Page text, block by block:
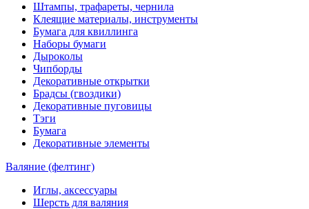
Штампы, трафареты, чернила
Клеящие материалы, инструменты
Бумага для квиллинга
Наборы бумаги
Дыроколы
Чипборды
Декоративные открытки
Брадсы (гвоздики)
Декоративные пуговицы
Тэги
Бумага
Декоративные элементы
Валяние (фелтинг)
Иглы, аксессуары
Шерсть для валяния